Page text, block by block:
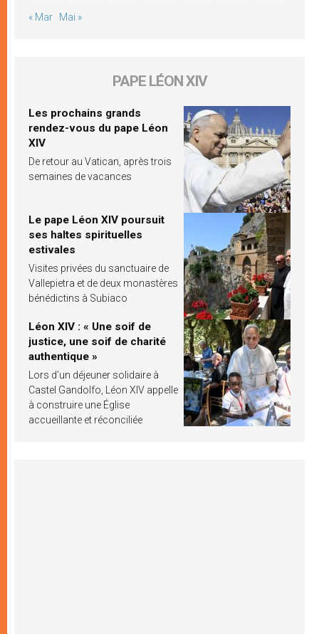
« Mar Mai »
PAPE LÉON XIV
Les prochains grands
rendez-vous du pape Léon
XIV
De retour au Vatican, après trois
semaines de vacances
Le pape Léon XIV poursuit
ses haltes spirituelles
estivales
Visites privées du sanctuaire de
Vallepietra et de deux monastères
bénédictins à Subiaco
Léon XIV : « Une soif de
justice, une soif de charité
authentique »
Lors d’un déjeuner solidaire à
Castel Gandolfo, Léon XIV appelle
à construire une Église
accueillante et réconciliée